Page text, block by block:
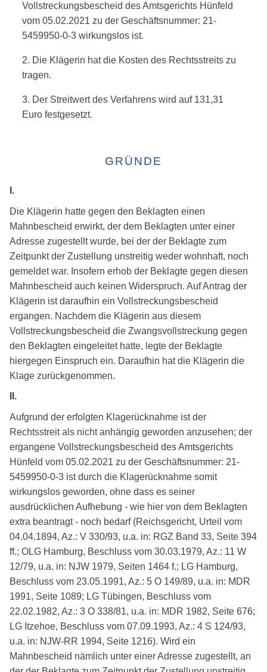
Vollstreckungsbescheid des Amtsgerichts Hünfeld
vom 05.02.2021 zu der Geschäftsnummer: 21-
5459950-0-3 wirkungslos ist.
2. Die Klägerin hat die Kosten des Rechtsstreits zu
tragen.
3. Der Streitwert des Verfahrens wird auf 131,31
Euro festgesetzt.
GRÜNDE
I.
Die Klägerin hatte gegen den Beklagten einen
Mahnbescheid erwirkt, der dem Beklagten unter einer
Adresse zugestellt wurde, bei der der Beklagte zum
Zeitpunkt der Zustellung unstreitig weder wohnhaft, noch
gemeldet war. Insofern erhob der Beklagte gegen diesen
Mahnbescheid auch keinen Widerspruch. Auf Antrag der
Klägerin ist daraufhin ein Vollstreckungsbescheid
ergangen. Nachdem die Klägerin aus diesem
Vollstreckungsbescheid die Zwangsvollstreckung gegen
den Beklagten eingeleitet hatte, legte der Beklagte
hiergegen Einspruch ein. Daraufhin hat die Klägerin die
Klage zurückgenommen.
II.
Aufgrund der erfolgten Klagerücknahme ist der
Rechtsstreit als nicht anhängig geworden anzusehen; der
ergangene Vollstreckungsbescheid des Amtsgerichts
Hünfeld vom 05.02.2021 zu der Geschäftsnummer: 21-
5459950-0-3 ist durch die Klagerücknahme somit
wirkungslos geworden, ohne dass es seiner
ausdrücklichen Aufhebung - wie hier von dem Beklagten
extra beantragt - noch bedarf (Reichsgericht, Urteil vom
04.04.1894, Az.: V 330/93, u.a. in: RGZ Band 33, Seite 394
ff.; OLG Hamburg, Beschluss vom 30.03.1979, Az.: 11 W
12/79, u.a. in: NJW 1979, Seiten 1464 f.; LG Hamburg,
Beschluss vom 23.05.1991, Az.: 5 O 149/89, u.a. in: MDR
1991, Seite 1089; LG Tübingen, Beschluss vom
22.02.1982, Az.: 3 O 338/81, u.a. in: MDR 1982, Seite 676;
LG Itzehoe, Beschluss vom 07.09.1993, Az.: 4 S 124/93,
u.a. in: NJW-RR 1994, Seite 1216). Wird ein
Mahnbescheid nämlich unter einer Adresse zugestellt, an